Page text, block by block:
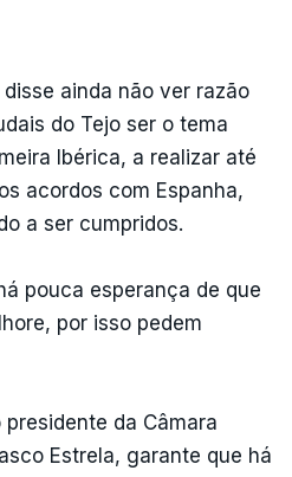
ainda não ver razão
do Tejo ser o tema
Ibérica, a realizar até
acordos com Espanha,
a ser cumpridos.
pouca esperança de que
por isso pedem
da Câmara
Estrela, garante que há